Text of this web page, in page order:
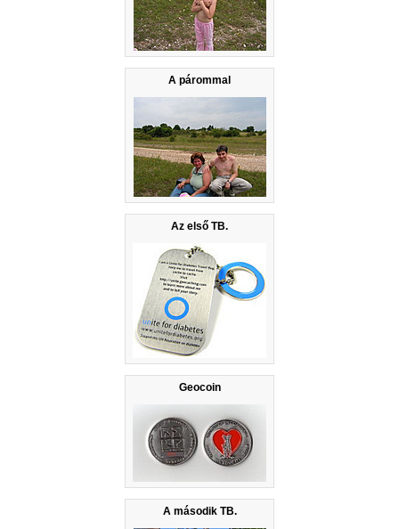
A párommal
Az első TB.
Geocoin
A második TB.